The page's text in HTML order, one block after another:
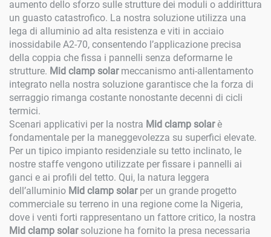
aumento dello sforzo sulle strutture dei moduli o addirittura
un guasto catastrofico. La nostra soluzione utilizza una
lega di alluminio ad alta resistenza e viti in acciaio
inossidabile A2-70, consentendo l’applicazione precisa
della coppia che fissa i pannelli senza deformarne le
strutture. Mid clamp solar meccanismo anti-allentamento
integrato nella nostra soluzione garantisce che la forza di
serraggio rimanga costante nonostante decenni di cicli
termici.
Scenari applicativi per la nostra Mid clamp solarè
fondamentale per la maneggevolezza su superfici elevate.
Per un tipico impianto residenziale su tetto inclinato, le
nostre staffe vengono utilizzate per fissare i pannelli ai
ganci e ai profili del tetto. Qui, la natura leggera
dell’alluminio Mid clamp solar per un grande progetto
commerciale su terreno in una regione come la Nigeria,
dove i venti forti rappresentano un fattore critico, la nostra
Mid clamp solar soluzione ha fornito la presa necessaria